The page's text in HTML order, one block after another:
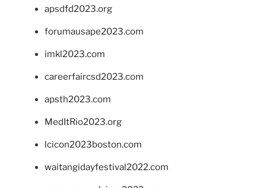
apsdfd2023.org
forumausape2023.com
imkl2023.com
careerfaircsd2023.com
apsth2023.com
MedItRio2023.org
lcicon2023boston.com
waitangidayfestival2022.com